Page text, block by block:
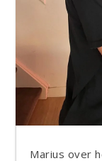
Marius over